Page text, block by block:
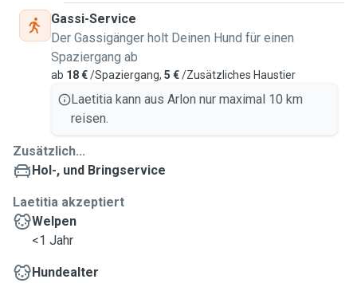
Gassi-Service
Der Gassigänger holt Deinen Hund für einen
Spaziergang ab
ab 18 €/Spaziergang, 5 €/Zusätzliches Haustier
Laetitia kann aus Arlon nur maximal 10 km
reisen.
Zusätzlich...
Hol-, und Bringservice
Laetitia akzeptiert
Welpen
<1 Jahr
Hundealter